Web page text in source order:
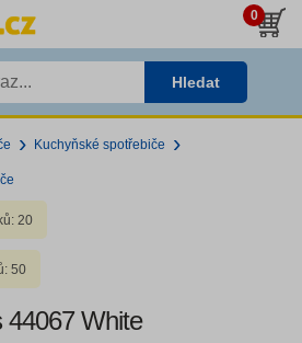
0
Hledat
Kuchyňské spotřebiče
20
50
44067 White